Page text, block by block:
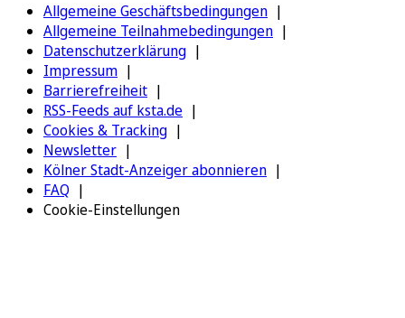
Allgemeine Geschäftsbedingungen
Allgemeine Teilnahmebedingungen
Datenschutzerklärung
Impressum
Barrierefreiheit
RSS-Feeds auf ksta.de
Cookies & Tracking
Newsletter
Kölner Stadt-Anzeiger abonnieren
FAQ
Cookie-Einstellungen